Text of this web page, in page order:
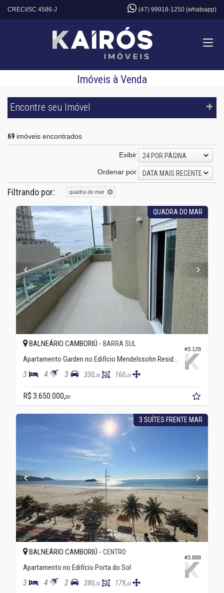
CRECI/SC 4586-J (47) 99918-1250 (whatsapp)
Imóveis à Venda
Encontre seu Imóvel
69 imóveis encontrados
Exibir
24 POR PÁGINA
Ordenar por
DATA MAIS RECENTE
Filtrando por: quadra do mar
QUADRA DO MAR
#3.128
BALNEÁRIO CAMBORIÚ - BARRA SUL
Apartamento Garden no Edifício Mendelssohn Residence
3 4 3 330,00 160,00
R$ 3.650.000,00
3 SUÍTES FRENTE MAR
#3.888
BALNEÁRIO CAMBORIÚ - CENTRO
Apartamento no Edifício Porta do Sol
3 4 2 280,00 179,00